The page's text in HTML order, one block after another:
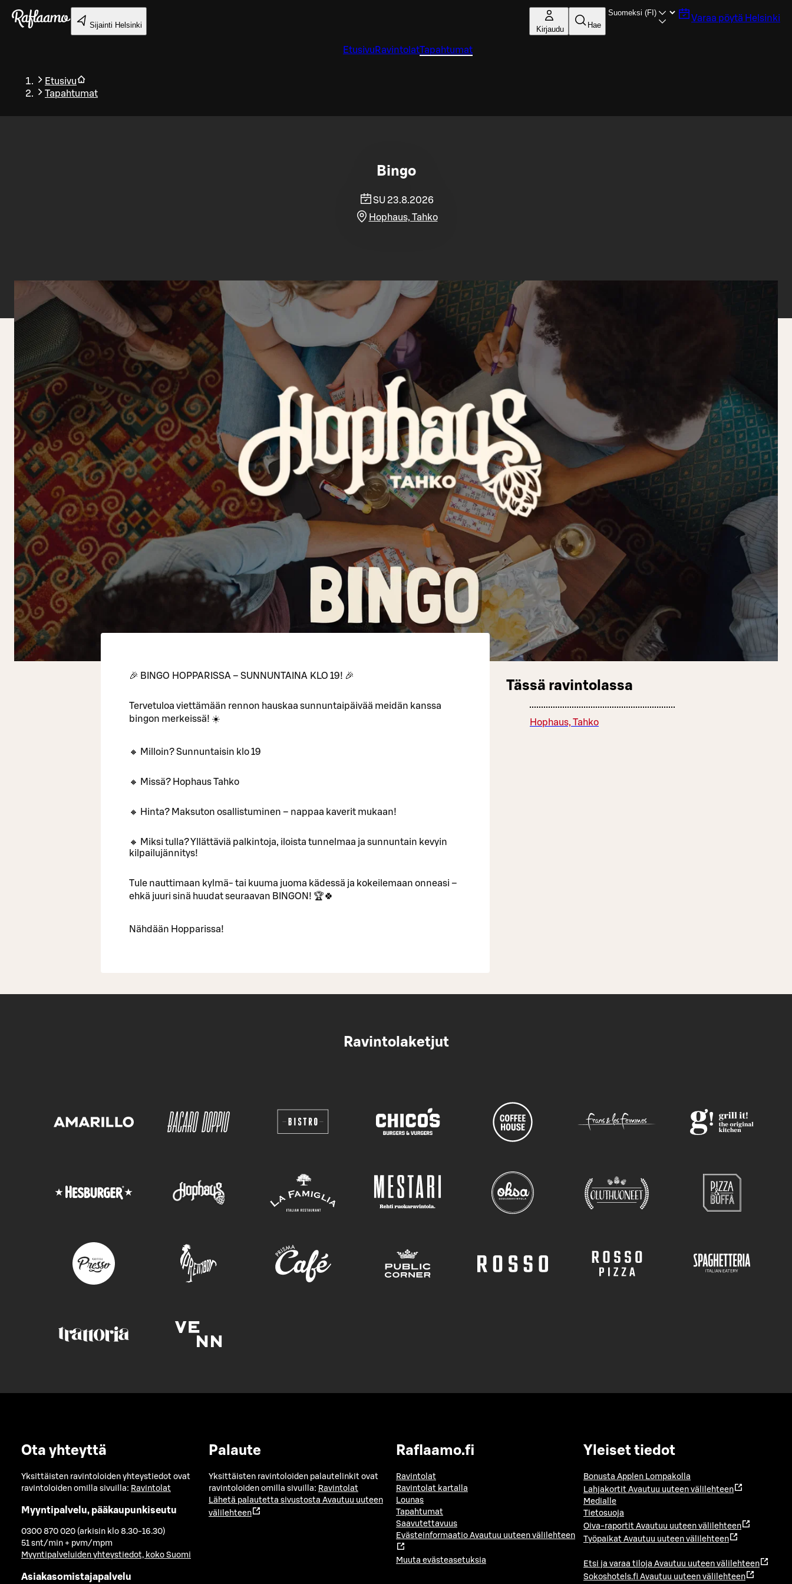
Siirry pääsisältöön
Sijainti Helsinki Kirjaudu Hae
Varaa pöytä Helsinki
Etusivu RavintolatTapahtumat
Etusivu
Tapahtumat
Takaisin
Bingo
SU 23.8.2026
Hophaus, Tahko
🎉 BINGO HOPPARISSA – SUNNUNTAINA KLO 19! 🎉
Tervetuloa viettämään rennon hauskaa sunnuntaipäivää meidän kanssa
bingon merkeissä! ☀️
🔸 Milloin? Sunnuntaisin klo 19
🔸 Missä? Hophaus Tahko
🔸 Hinta? Maksuton osallistuminen – nappaa kaverit mukaan!
🔸 Miksi tulla? Yllättäviä palkintoja, iloista tunnelmaa ja sunnuntain kevyin
kilpailujännitys!
Tule nauttimaan kylmä- tai kuuma juoma kädessä ja kokeilemaan onneasi –
ehkä juuri sinä huudat seuraavan BINGON! 🏆🍀
Nähdään Hopparissa!
Tässä ravintolassa
Hophaus, Tahko
Ravintolaketjut
Ota yhteyttä
Yksittäisten ravintoloiden yhteystiedot ovat
ravintoloiden omilla sivuilla: Ravintolat
Myyntipalvelu, pääkaupunkiseutu
0300 870 020 (arkisin klo 8.30-16.30)
51 snt/min + pvm/mpm
Myyntipalveluiden yhteystiedot, koko Suomi
Asiakasomistajapalvelu
Palaute
Yksittäisten ravintoloiden palautelinkit ovat
ravintoloiden omilla sivuilla: Ravintolat
Lähetä palautetta sivustosta Avautuu uuteen
välilehteen
Raflaamo.fi
Ravintolat
Ravintolat kartalla
Lounas
Tapahtumat
Saavutettavuus
Evästeinformaatio Avautuu uuteen välilehteen
Muuta evästeasetuksia
Yleiset tiedot
Bonusta Applen Lompakolla
Lahjakortit Avautuu uuteen välilehteen
Medialle
Tietosuoja
Oiva-raportit Avautuu uuteen välilehteen
Työpaikat Avautuu uuteen välilehteen
Etsi ja varaa tiloja Avautuu uuteen välilehteen
Sokoshotels.fi Avautuu uuteen välilehteen